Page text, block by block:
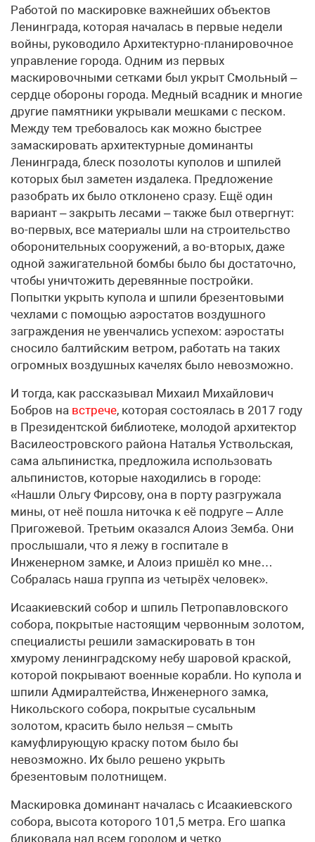
Работой по маскировке важнейших объектов
Ленинграда, которая началась в первые недели
войны, руководило Архитектурно-планировочное
управление города. Одним из первых
маскировочными сетками был укрыт Смольный –
сердце обороны города. Медный всадник и многие
другие памятники укрывали мешками с песком.
Между тем требовалось как можно быстрее
замаскировать архитектурные доминанты
Ленинграда, блеск позолоты куполов и шпилей
которых был заметен издалека. Предложение
разобрать их было отклонено сразу. Ещё один
вариант – закрыть лесами – также был отвергнут:
во-первых, все материалы шли на строительство
оборонительных сооружений, а во-вторых, даже
одной зажигательной бомбы было бы достаточно,
чтобы уничтожить деревянные постройки.
Попытки укрыть купола и шпили брезентовыми
чехлами с помощью аэростатов воздушного
заграждения не увенчались успехом: аэростаты
сносило балтийским ветром, работать на таких
огромных воздушных качелях было невозможно.
И тогда, как рассказывал Михаил Михайлович
Бобров на встрече, которая состоялась в 2017 году
в Президентской библиотеке, молодой архитектор
Василеостровского района Наталья Уствольская,
сама альпинистка, предложила использовать
альпинистов, которые находились в городе:
«Нашли Ольгу Фирсову, она в порту разгружала
мины, от неё пошла ниточка к её подруге – Алле
Пригожевой. Третьим оказался Алоиз Земба. Они
прослышали, что я лежу в госпитале в
Инженерном замке, и Алоиз пришёл ко мне…
Собралась наша группа из четырёх человек».
Исаакиевский собор и шпиль Петропавловского
собора, покрытые настоящим червонным золотом,
специалисты решили замаскировать в тон
хмурому ленинградскому небу шаровой краской,
которой покрывают военные корабли. Но купола и
шпили Адмиралтейства, Инженерного замка,
Никольского собора, покрытые сусальным
золотом, красить было нельзя – смыть
камуфлирующую краску потом было бы
невозможно. Их было решено укрыть
брезентовым полотнищем.
Маскировка доминант началась с Исаакиевского
собора, высота которого 101,5 метра. Его шапка
бликовала над всем городом и четко